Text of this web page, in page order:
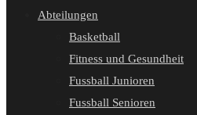
Abteilungen
Basketball
Fitness und Gesundheit
Fussball Junioren
Fussball Senioren